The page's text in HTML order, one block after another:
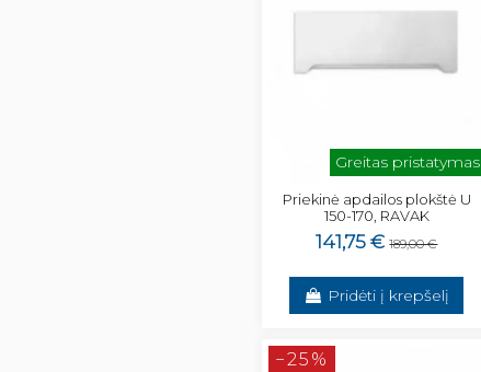
Greitas pristatymas
Priekinė apdailos plokštė U
150-170, RAVAK
141,75 € 189,00 €
Pridėti į krepšelį
−25%